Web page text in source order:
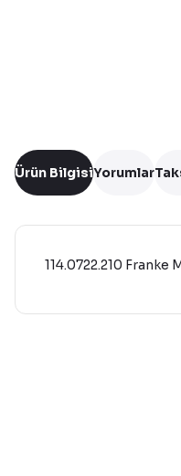
Ürün BilgisiYorumlar
114.0722.210 Franke